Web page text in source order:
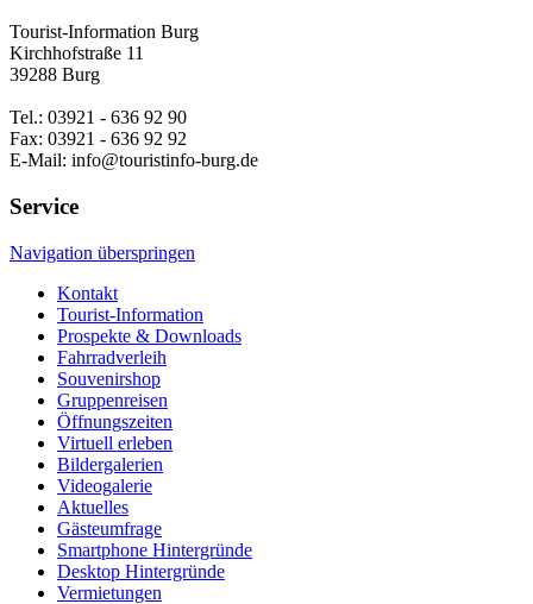
Tourist-Information Burg
Kirchhofstraße 11
39288 Burg
Tel.: 03921 - 636 92 90
Fax: 03921 - 636 92 92
E-Mail: info@touristinfo-burg.de
Service
Navigation überspringen
Kontakt
Tourist-Information
Prospekte & Downloads
Fahrradverleih
Souvenirshop
Gruppenreisen
Öffnungszeiten
Virtuell erleben
Bildergalerien
Videogalerie
Aktuelles
Gästeumfrage
Smartphone Hintergründe
Desktop Hintergründe
Vermietungen